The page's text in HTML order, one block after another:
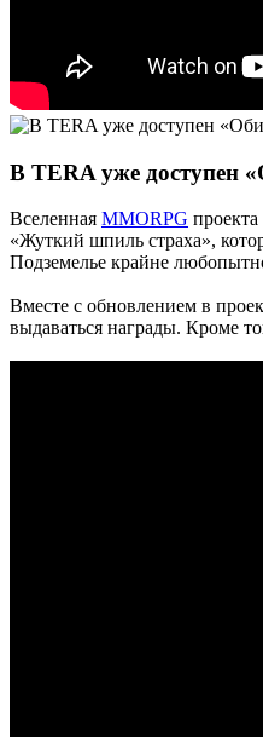
В TERA уже доступен
Вселенная MMORPG проекта
«Жуткий шпиль страха»,
Подземелье крайне
Вместе с обновлением в
выдаваться награды. Кроме